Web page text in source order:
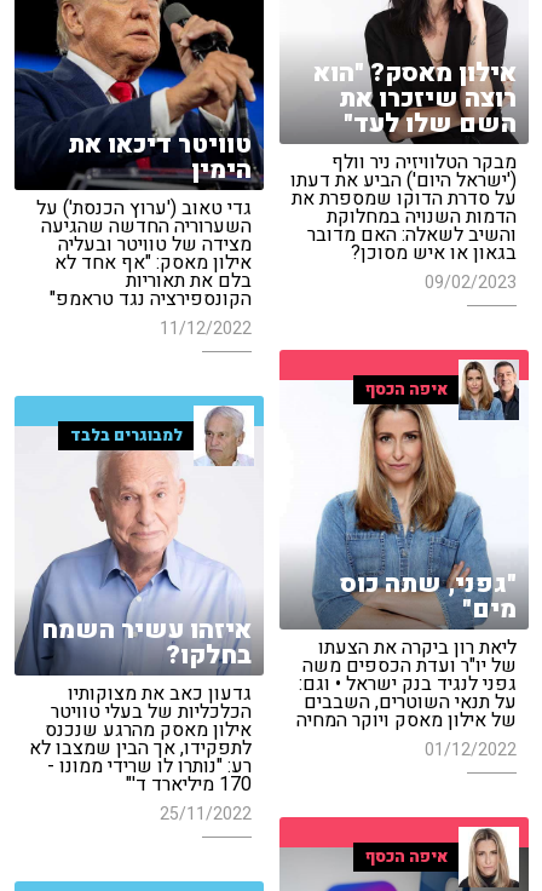
אילון מאסק? "הוא
רוצה שיזכרו את
השם שלו לעד"
מבקר הטלוויזיה ניר וולף
('ישראל היום') הביע את דעתו
על סדרת הדוקו שמספרת את
הדמות השנויה במחלוקת
והשיב לשאלה: האם מדובר
בגאון או איש מסוכן?
09/02/2023
טוויטר דיכאו את
הימין
גדי טאוב ('ערוץ הכנסת') על
השערוריה החדשה שהגיעה
מצידה של טוויטר ובעליה
אילון מאסק: "אף אחד לא
בלם את תאוריות
הקונספירציה נגד טראמפ"
11/12/2022
איפה הכסף
"גפני, שתה כוס
מים"
ליאת רון ביקרה את הצעתו
של יו"ר ועדת הכספים משה
גפני לנגיד בנק ישראל • וגם:
על תנאי השוטרים, השבבים
של אילון מאסק ויוקר המחיה
01/12/2022
למבוגרים בלבד
איזהו עשיר השמח
בחלקו?
גדעון כאב את מצוקותיו
הכלכליות של בעלי טוויטר
אילון מאסק מהרגע שנכנס
לתפקידו, אך הבין שמצבו לא
רע: "נותרו לו שרידי ממונו -
170 מיליארד ד'"
25/11/2022
איפה הכסף